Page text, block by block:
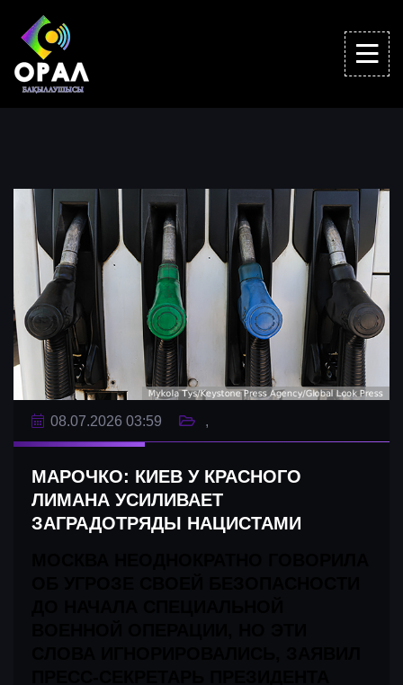
08.07.2026 03:59
МАРОЧКО: КИЕВ У КРАСНОГО
ЛИМАНА УСИЛИВАЕТ
ЗАГРАДОТРЯДЫ НАЦИСТАМИ